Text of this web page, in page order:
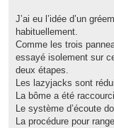
J’ai eu l’idée d’un
habituellement.
Comme les trois
essayé isolement sur
deux étapes.
Les lazyjacks sont
La bôme a été
Le système d’écoute
La procédure pour